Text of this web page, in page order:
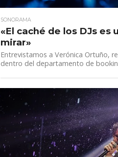
SONORAMA
«El caché de los DJs es
mirar»
Entrevistamos a Verónica Ortuño,
dentro del departamento de